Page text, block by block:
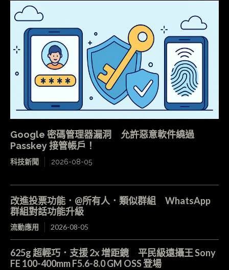
Google 密碼管理器漏洞 允許惡意軟件繞過
Passkey 接管帳戶！
科技新聞 2026-08-05
改進投票功能．@所有人．類似群組 WhatsApp
群組對話功能升級
流動應用 2026-08-05
625g 超輕巧．支援 2x 增距鏡 平民級遠攝王 Sony
FE 100-400mm F5.6-8.0 GM OSS 登場